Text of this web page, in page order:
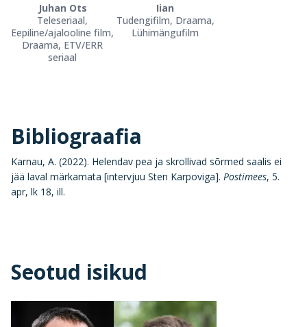
Juhan Ots
Teleseriaal,
Eepiline/ajalooline film,
Draama, ETV/ERR
seriaal
Iian
Tudengifilm, Draama,
Lühimängufilm
Bibliograafia
Karnau, A. (2022). Helendav pea ja skrollivad sõrmed saalis ei
jää laval märkamata [intervjuu Sten Karpoviga]. Postimees, 5.
apr, lk 18, ill.
Seotud isikud